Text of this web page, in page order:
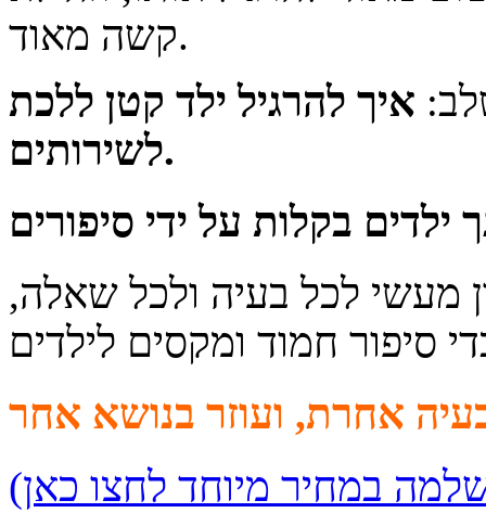
קשה מאוד.
איך להרגיל ילד קטן ללכת
לשירותים.
מעשי לכל בעיה ולכל שאלה,
סיפור חמוד ומקסים לילדים